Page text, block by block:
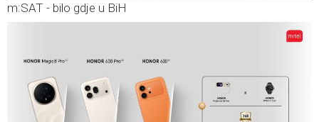
m:SAT - bilo gdje u BiH